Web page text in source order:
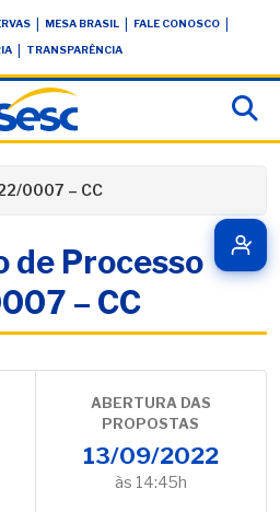
MESA BRASIL FALE CONOSCO
TRANSPARÊNCIA
0007 – CC
de Processo
– CC
ABERTURA DAS
PROPOSTAS
13/09/2022
às 14:45h